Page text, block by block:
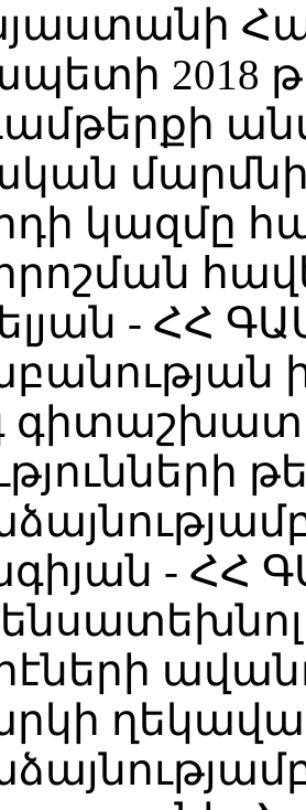
2018
կազմը
- ՀՀ
- ՀՀ